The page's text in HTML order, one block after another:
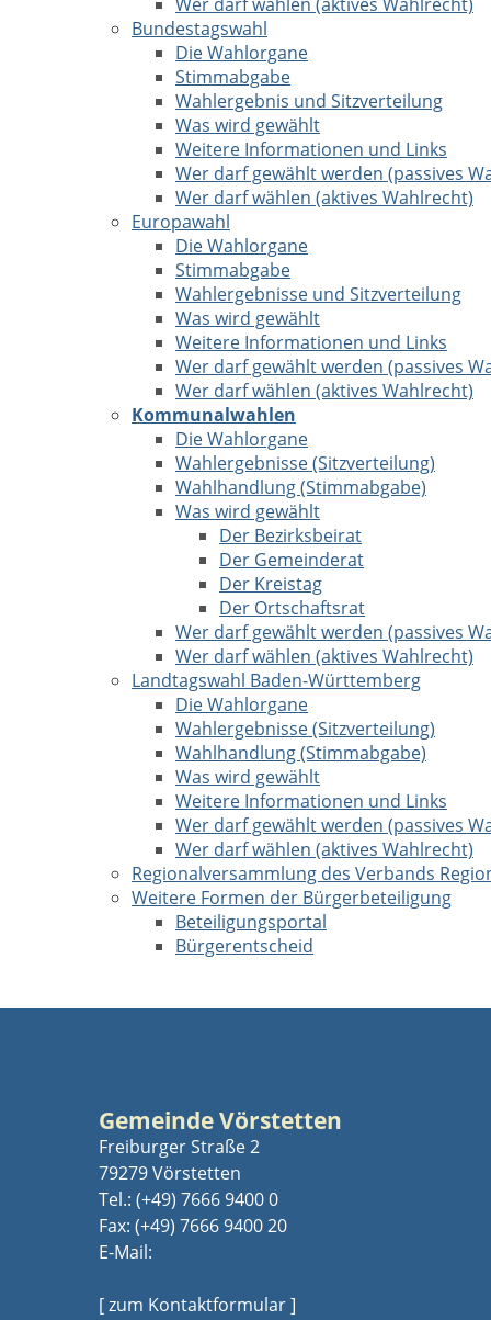
Bundestagswahl
Die Wahlorgane
Stimmabgabe
Wahlergebnis und Sitzverteilung
Was wird gewählt
Weitere Informationen und Links
Wer darf gewählt werden (passives
Wer darf wählen (aktives Wahlrecht)
Europawahl
Die Wahlorgane
Stimmabgabe
Wahlergebnisse und Sitzverteilung
Was wird gewählt
Weitere Informationen und Links
Wer darf gewählt werden (passives
Wer darf wählen (aktives Wahlrecht)
Kommunalwahlen
Die Wahlorgane
Wahlergebnisse (Sitzverteilung)
Wahlhandlung (Stimmabgabe)
Was wird gewählt
Der Bezirksbeirat
Der Gemeinderat
Der Kreistag
Der Ortschaftsrat
Wer darf gewählt werden (passives
Wer darf wählen (aktives Wahlrecht)
Landtagswahl Baden-Württemberg
Die Wahlorgane
Wahlergebnisse (Sitzverteilung)
Wahlhandlung (Stimmabgabe)
Was wird gewählt
Weitere Informationen und Links
Wer darf gewählt werden (passives
Wer darf wählen (aktives Wahlrecht)
Regionalversammlung des Verbands
Weitere Formen der Bürgerbeteiligung
Beteiligungsportal
Bürgerentscheid
Gemeinde Vörstetten
Freiburger Straße 2
79279 Vörstetten
Tel.: (+49) 7666 9400 0
Fax: (+49) 7666 9400 20
E-Mail:
[ zum Kontaktformular ]